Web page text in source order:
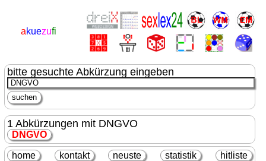
akuezufi
bitte gesuchte Abkürzung eingeben
1 Abkürzungen mit DNGVO
DNGVO
home kontakt neuste statistik
hitliste